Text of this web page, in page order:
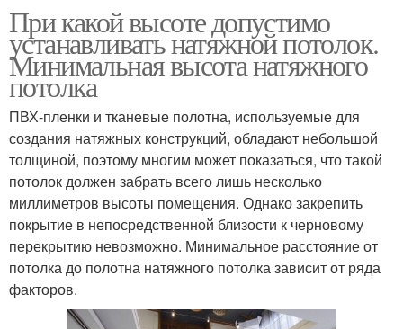
При какой высоте допустимо
устанавливать натяжной потолок.
Минимальная высота натяжного
потолка
ПВХ-пленки и тканевые полотна, используемые для
создания натяжных конструкций, обладают небольшой
толщиной, поэтому многим может показаться, что такой
потолок должен забрать всего лишь несколько
миллиметров высоты помещения. Однако закрепить
покрытие в непосредственной близости к черновому
перекрытию невозможно. Минимальное расстояние от
потолка до полотна натяжного потолка зависит от ряда
факторов.